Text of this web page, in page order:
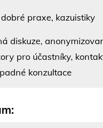
praxe, kazuistiky
pro účastníky,
konzultace